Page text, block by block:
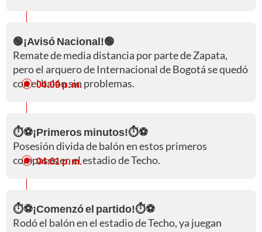
🟢¡Avisó Nacional!🟢
Remate de media distancia por parte de Zapata,
pero el arquero de Internacional de Bogotá se quedó
con el balón sin problemas.
04:09 p. m.
⏱️⚽¡Primeros minutos!⏱️⚽
Posesión divida de balón en estos primeros
compases en el estadio de Techo.
04:01 p. m.
⏱️⚽¡Comenzó el partido!⏱️⚽
Rodó el balón en el estadio de Techo, ya juegan